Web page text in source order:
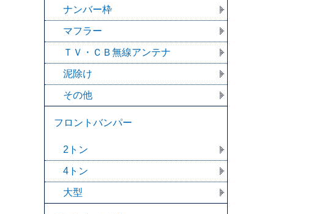
ナンバー枠
マフラー
ＴＶ・ＣＢ無線アンテナ
泥除け
その他
フロントバンパー
2トン
4トン
大型